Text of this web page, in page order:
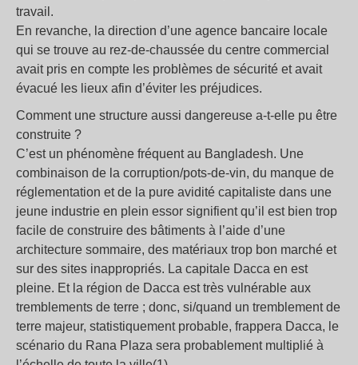
travail.
En revanche, la direction d’une agence bancaire locale
qui se trouve au rez-de-chaussée du centre commercial
avait pris en compte les problèmes de sécurité et avait
évacué les lieux afin d’éviter les préjudices.
Comment une structure aussi dangereuse a-t-elle pu être
construite ?
C’est un phénomène fréquent au Bangladesh. Une
combinaison de la corruption/pots-de-vin, du manque de
réglementation et de la pure avidité capitaliste dans une
jeune industrie en plein essor signifient qu’il est bien trop
facile de construire des bâtiments à l’aide d’une
architecture sommaire, des matériaux trop bon marché et
sur des sites inappropriés. La capitale Dacca en est
pleine. Et la région de Dacca est très vulnérable aux
tremblements de terre ; donc, si/quand un tremblement de
terre majeur, statistiquement probable, frappera Dacca, le
scénario du Rana Plaza sera probablement multiplié à